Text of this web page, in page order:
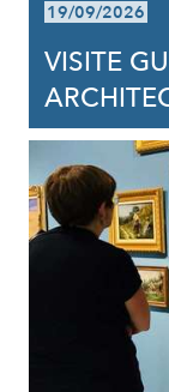
19/09/2026
VISITE